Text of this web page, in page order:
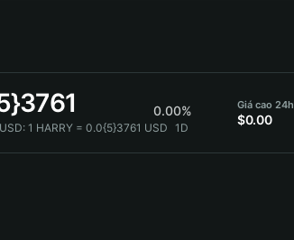
0.00%
1 HARRY = 0.0{5}3761 USD 1D
Giá cao 24h
$0.00